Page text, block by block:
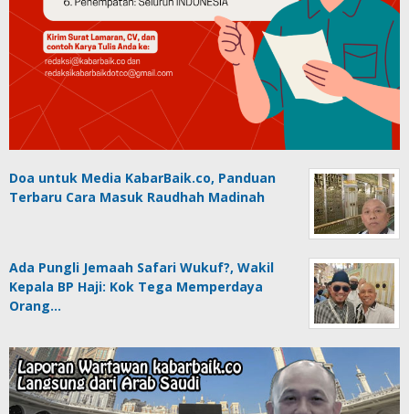
Doa untuk Media KabarBaik.co, Panduan
Terbaru Cara Masuk Raudhah Madinah
Ada Pungli Jemaah Safari Wukuf?, Wakil
Kepala BP Haji: Kok Tega Memperdaya
Orang…